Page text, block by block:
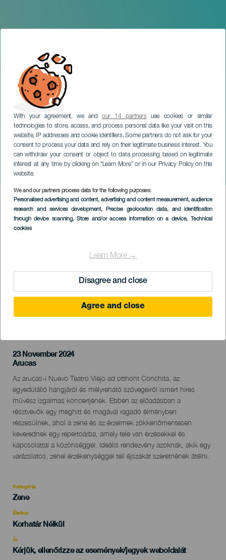
With your agreement, we andour 14 partnersuse cookies or similar
technologies to store, access, and process personal data like your visit on this
website, IP addresses and cookie identifiers. Some partners do not ask for your
consent to process your data and rely on their legitimate business interest. You
can withdraw your consent or object to data processing based on legitimate
interest at any time by clicking on “Learn More” or in our Privacy Policy on this
website.
We and our partners process data for the following purposes:
Personalised advertising and content, advertising and content measurement, audience
research and services development, Precise geolocation data, and identification
through device scanning, Store and/or access information on a device, Technical
cookies
Learn More →
Disagree and close
Agree and close
Conchita koncerten
GRAN CANARIA
Imagen
Listado
23 November 2024
Localidad
Arucas
Descripción
del
evento
Az arucas-i Nuevo Teatro Viejo ad otthont Conchita, az
egyedülálló hangjáról és mélyreható szövegeiről ismert híres
művész izgalmas koncertjének. Ebben az előadásban a
résztvevők egy meghitt és magával ragadó élményben
részesülnek, ahol a zene és az érzelmek zökkenőmentesen
keverednek egy repertoárba, amely tele van érzésekkel és
kapcsolattal a közönséggel. Ideális rendezvény azoknak, akik egy
varázslatos, zenei érzékenységgel teli éjszakát szeretnének átélni.
Kategória
Categoría
evento
Zene
Életkor
Edad
Korhatár Nélkül
Ár
Kérjük, ellenőrizze az események/jegyek weboldalát